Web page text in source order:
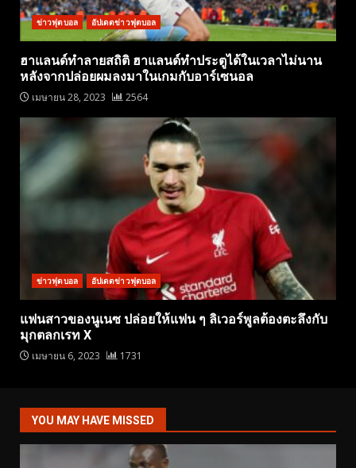
ข่าวฟุตบอล อัปเดตข่าวฟุตบอล
ฮาแลนด์ทำลายสถิติ ฮาแลนด์ทำประตูได้ในเวลาไม่นาน
หลังจากปล่อยผมลงมาในเกมกับอาร์เซนอล
เมษายน 28, 2023 2564
ข่าวฟุตบอล อัปเดตข่าวฟุตบอล
แฟนสาวของนูเนซ ปล่อยให้แฟน ๆ ลิเวอร์พูลต้องตะลึงกับ
มุกตลกเรท X
เมษายน 6, 2023 1731
YOU MAY HAVE MISSED